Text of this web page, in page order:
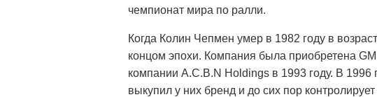
чемпионат мира по ралли.
Когда Колин Чепмен умер в 1982 году в
концом эпохи. Компания была приобретена
компании A.C.B.N Holdings в 1993 году. В 1996
выкупил у них бренд и до сих пор контролирует